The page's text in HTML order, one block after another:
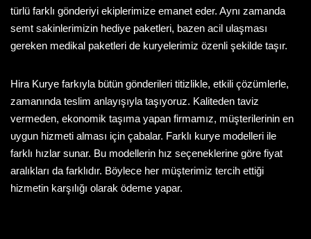
türlü farklı gönderiyi ekiplerimize emanet eder. Aynı zamanda
semt sakinlerimizin hediye paketleri, bazen acil ulaşması
gereken medikal paketleri de kuryelerimiz özenli şekilde taşır.
Hira Kurye farkıyla bütün gönderileri titizlikle, etkili çözümlerle,
zamanında teslim anlayışıyla taşıyoruz. Kaliteden taviz
vermeden, ekonomik taşıma yapan firmamız, müşterilerinin en
uygun hizmeti alması için çabalar. Farklı kurye modelleri ile
farklı hızlar sunar. Bu modellerin hız seçeneklerine göre fiyat
aralıkları da farklıdır. Böylece her müşterimiz tercih ettiği
hizmetin karşılığı olarak ödeme yapar.